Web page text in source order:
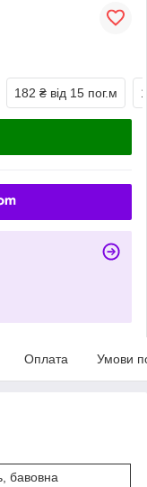
182 ₴ від 15 пог.м
Оплата Умови
бавовна